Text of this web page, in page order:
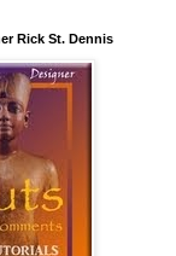
Rick St. Dennis